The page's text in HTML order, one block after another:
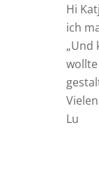
Hi
ich
„Und
Lu